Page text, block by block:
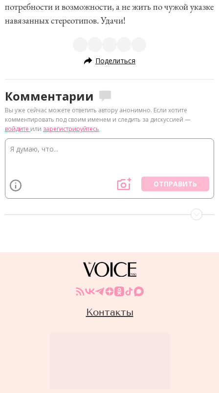
потребности и возможности, а не жить по чужой указке
навязанных стереотипов. Удачи!
Поделиться
Комментарии
Вы уже сейчас можете ответить автору анонимно. Если хотите
комментировать под своим именем и следить за дискуссией —
войдите или зарегистрируйтесь
ОТПРАВИТЬ
Контакты